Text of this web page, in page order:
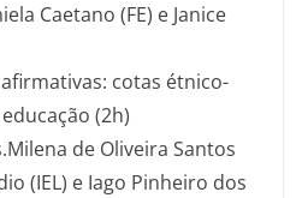
Caetano (FE) e Janice
afirmativas: cotas étnico-
(2h)
de Oliveira Santos
(IEL) e Iago Pinheiro dos